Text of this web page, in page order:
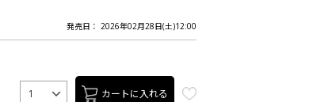
発売日： 2026年02月28日(土)12:00
1 カートに入れる